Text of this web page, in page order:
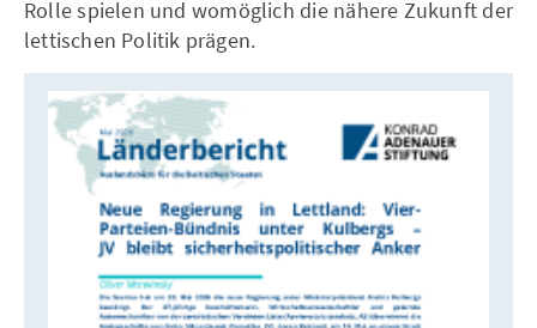
Rolle spielen und womöglich die nähere Zukunft der
lettischen Politik prägen.